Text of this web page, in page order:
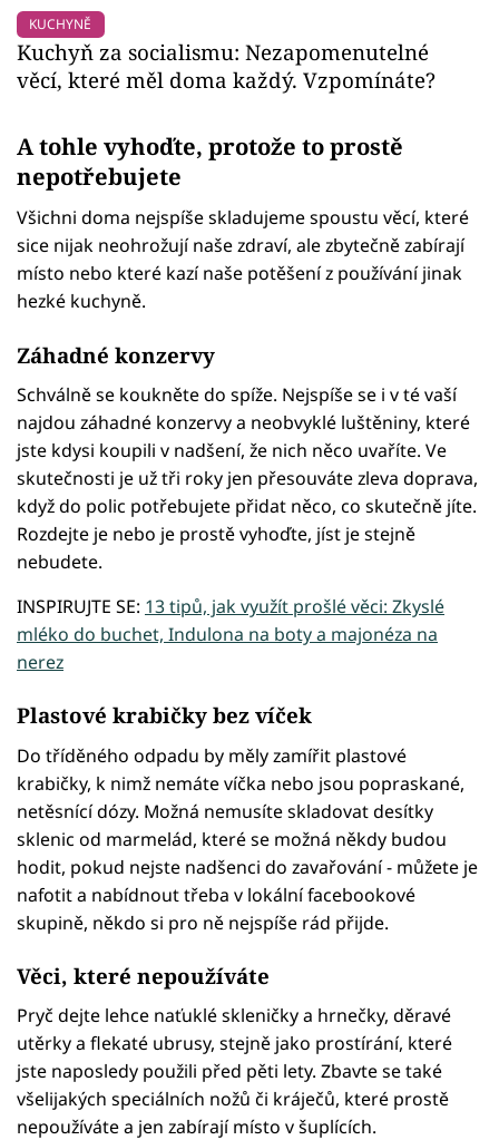
KUCHYNĚ
Kuchyň za socialismu: Nezapomenutelné
věcí, které měl doma každý. Vzpomínáte?
A tohle vyhoďte, protože to prostě
nepotřebujete
Všichni doma nejspíše skladujeme spoustu věcí, které
sice nijak neohrožují naše zdraví, ale zbytečně zabírají
místo nebo které kazí naše potěšení z používání jinak
hezké kuchyně.
Záhadné konzervy
Schválně se koukněte do spíže. Nejspíše se i v té vaší
najdou záhadné konzervy a neobvyklé luštěniny, které
jste kdysi koupili v nadšení, že nich něco uvaříte. Ve
skutečnosti je už tři roky jen přesouváte zleva doprava,
když do polic potřebujete přidat něco, co skutečně jíte.
Rozdejte je nebo je prostě vyhoďte, jíst je stejně
nebudete.
INSPIRUJTE SE: 13 tipů, jak využít prošlé věci: Zkyslé
mléko do buchet, Indulona na boty a majonéza na
nerez
Plastové krabičky bez víček
Do tříděného odpadu by měly zamířit plastové
krabičky, k nimž nemáte víčka nebo jsou popraskané,
netěsnící dózy. Možná nemusíte skladovat desítky
sklenic od marmelád, které se možná někdy budou
hodit, pokud nejste nadšenci do zavařování - můžete je
nafotit a nabídnout třeba v lokální facebookové
skupině, někdo si pro ně nejspíše rád přijde.
Věci, které nepoužíváte
Pryč dejte lehce naťuklé skleničky a hrnečky, děravé
utěrky a flekaté ubrusy, stejně jako prostírání, které
jste naposledy použili před pěti lety. Zbavte se také
všelijakých speciálních nožů či kráječů, které prostě
nepoužíváte a jen zabírají místo v šuplících.